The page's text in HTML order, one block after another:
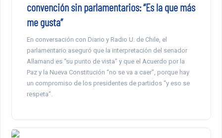
convención sin parlamentarios: “Es la que más
me gusta”
En conversación con Diario y Radio U. de Chile, el
parlamentario aseguró que la interpretación del senador
Allamand es “su punto de vista” y que el Acuerdo por la
Paz y la Nueva Constitución “no se va a caer”, porque hay
un compromiso de los presidentes de partidos “y eso se
respeta”.